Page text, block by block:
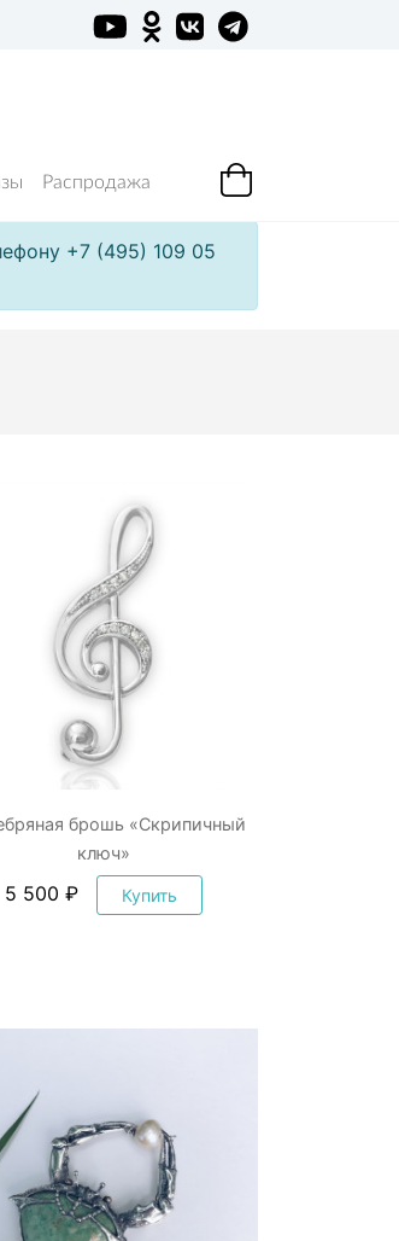
Распродажа
+7 (495) 109 05
брошь «Скрипичный
ключ»
5 500 ₽ Купить